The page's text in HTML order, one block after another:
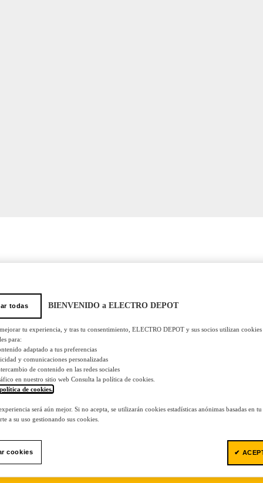
todas BIENVENIDO a ELECTRO DEPOT
tu experiencia, y tras tu consentimiento, ELECTRO DEPOT y sus socios utilizan cookies
para:
adaptado a tus preferencias
y comunicaciones personalizadas
de contenido en las redes sociales
en nuestro sitio web Consulta la política de cookies.
de cookies.
será aún mejor. Si no acepta, se utilizarán cookies estadísticas anónimas basadas en
a su uso gestionando sus cookies.
cookies ✔